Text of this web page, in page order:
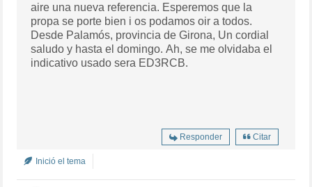
aire una nueva referencia. Esperemos que la
propa se porte bien i os podamos oir a todos.
Desde Palamós, provincia de Girona, Un cordial
saludo y hasta el domingo. Ah, se me olvidaba el
indicativo usado sera ED3RCB.
Responder Citar
Inició el tema